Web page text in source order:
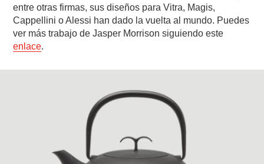
entre otras firmas, sus diseños para Vitra, Magis,
Cappellini o Alessi han dado la vuelta al mundo. Puedes
ver más trabajo de Jasper Morrison siguiendo este
enlace.